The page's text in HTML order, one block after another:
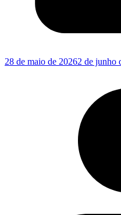
28 de maio de 20262 de junho